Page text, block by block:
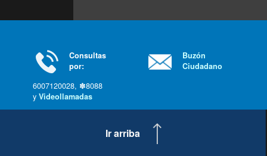
Consultas
por:
6007120028, ✽8088
y Videollamadas
Buzón
Ciudadano
Ir arriba